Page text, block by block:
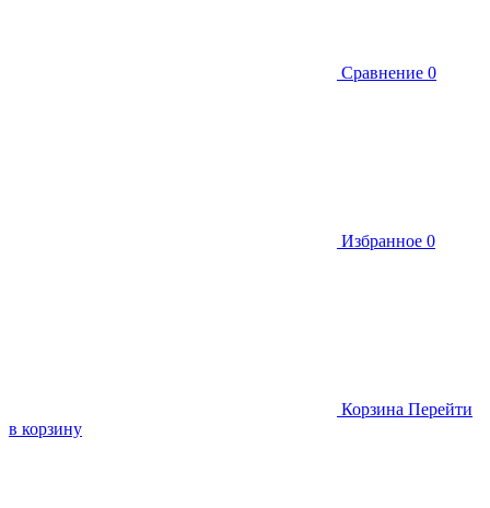
Сравнение 0
Избранное 0
Корзина Перейти
в корзину